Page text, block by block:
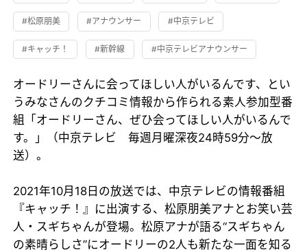
#松原朋美 #アナウンサー #中京テレビ
#キャッチ！ #新幹線 #中京テレビアナウンサー
オードリーさんに会ってほしい人がいるんです、とい
うみなさんのクチコミ情報から作られる素人参加型番
組「オードリーさん、ぜひ会ってほしい人がいるんで
す。」（中京テレビ 毎週月曜深夜24時59分～放
送）。
2021年10月18日の放送では、中京テレビの情報番組
『キャッチ！』に出演する、松原朋美アナとお笑い芸
人・スギちゃんが登場。松原アナが語る“スギちゃん
の素晴らしさ”にオードリーの2人も新たな一面を知る